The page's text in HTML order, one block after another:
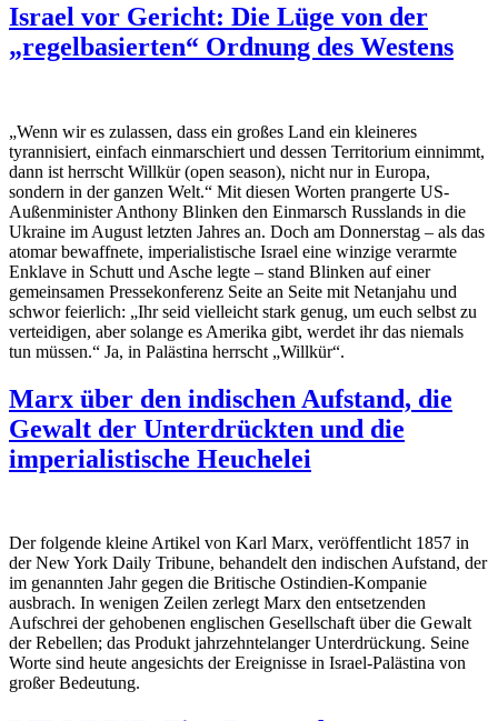
Israel vor Gericht: Die Lüge von der
„regelbasierten“ Ordnung des Westens
„Wenn wir es zulassen, dass ein großes Land ein kleineres
tyrannisiert, einfach einmarschiert und dessen Territorium einnimmt,
dann ist herrscht Willkür (open season), nicht nur in Europa,
sondern in der ganzen Welt.“ Mit diesen Worten prangerte US-
Außenminister Anthony Blinken den Einmarsch Russlands in die
Ukraine im August letzten Jahres an. Doch am Donnerstag – als das
atomar bewaffnete, imperialistische Israel eine winzige verarmte
Enklave in Schutt und Asche legte – stand Blinken auf einer
gemeinsamen Pressekonferenz Seite an Seite mit Netanjahu und
schwor feierlich: „Ihr seid vielleicht stark genug, um euch selbst zu
verteidigen, aber solange es Amerika gibt, werdet ihr das niemals
tun müssen.“ Ja, in Palästina herrscht „Willkür“.
Marx über den indischen Aufstand, die
Gewalt der Unterdrückten und die
imperialistische Heuchelei
Der folgende kleine Artikel von Karl Marx, veröffentlicht 1857 in
derNew York Daily Tribune, behandelt den indischen Aufstand, der
im genannten Jahr gegen die Britische Ostindien-Kompanie
ausbrach. In wenigen Zeilen zerlegt Marx den entsetzenden
Aufschrei der gehobenen englischen Gesellschaft über die Gewalt
der Rebellen; das Produkt jahrzehntelanger Unterdrückung. Seine
Worte sind heute angesichts der Ereignisse in Israel-Palästina von
großer Bedeutung.